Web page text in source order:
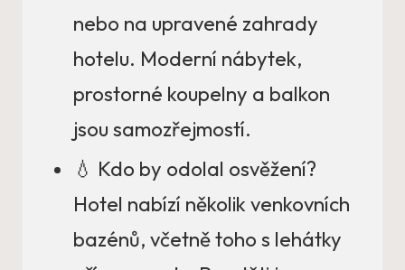
nebo na upravené zahrady
hotelu. Moderní nábytek,
prostorné koupelny a balkon
jsou samozřejmostí.
💧 Kdo by odolal osvěžení?
Hotel nabízí několik venkovních
bazénů, včetně toho s lehátky